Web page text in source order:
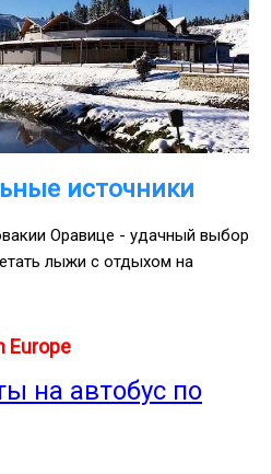
источники
Оравице - удачный выбор
лыжи с отдыхом на
Europe
на автобус по